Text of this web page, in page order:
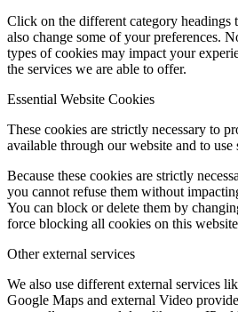
Click on the different category headings
also change some of your preferences.
types of cookies may impact your
the services we are able to offer.
Essential Website Cookies
These cookies are strictly necessary to
available through our website and to use
Because these cookies are strictly
you cannot refuse them without
You can block or delete them by
force blocking all cookies on this
Other external services
We also use different external services
Google Maps and external Video